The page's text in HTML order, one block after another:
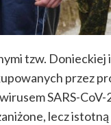
tzw.
przez
SARS-CoV-
lecz